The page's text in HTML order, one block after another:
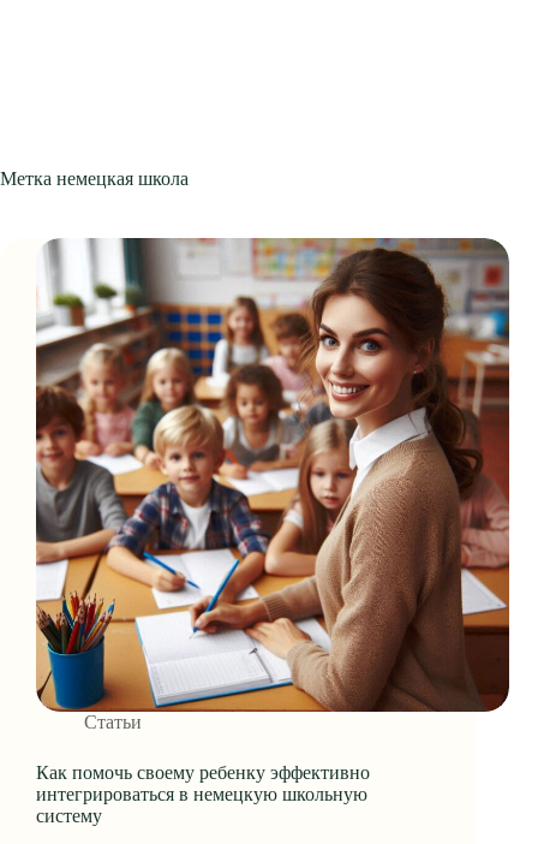
Метка немецкая школа
Статьи
Как помочь своему ребенку эффективно
интегрироваться в немецкую школьную
систему